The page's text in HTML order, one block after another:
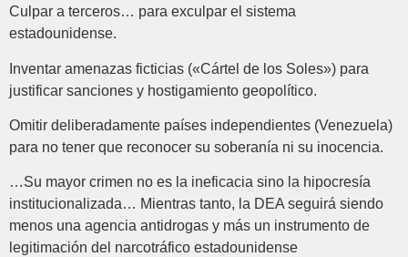
Culpar a terceros… para exculpar el sistema
estadounidense.
Inventar amenazas ficticias («Cártel de los Soles») para
justificar sanciones y hostigamiento geopolítico.
Omitir deliberadamente países independientes (Venezuela)
para no tener que reconocer su soberanía ni su inocencia.
…Su mayor crimen no es la ineficacia sino la hipocresía
institucionalizada… Mientras tanto, la DEA seguirá siendo
menos una agencia antidrogas y más un instrumento de
legitimación del narcotráfico estadounidense